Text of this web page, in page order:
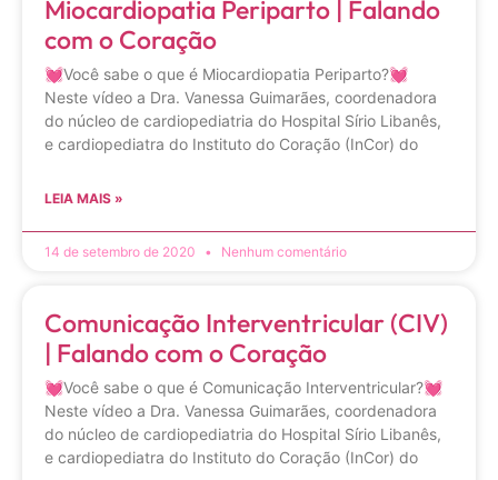
Miocardiopatia Periparto | Falando
com o Coração
💓Você sabe o que é Miocardiopatia Periparto?💓
Neste vídeo a Dra. Vanessa Guimarães, coordenadora
do núcleo de cardiopediatria do Hospital Sírio Libanês,
e cardiopediatra do Instituto do Coração (InCor) do
LEIA MAIS »
14 de setembro de 2020 Nenhum comentário
Comunicação Interventricular (CIV)
| Falando com o Coração
💓Você sabe o que é Comunicação Interventricular?💓
Neste vídeo a Dra. Vanessa Guimarães, coordenadora
do núcleo de cardiopediatria do Hospital Sírio Libanês,
e cardiopediatra do Instituto do Coração (InCor) do